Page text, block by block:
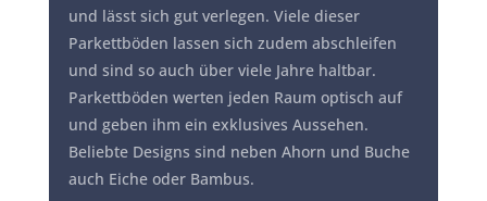
und lässt sich gut verlegen. Viele dieser
Parkettböden lassen sich zudem abschleifen
und sind so auch über viele Jahre haltbar.
Parkettböden werten jeden Raum optisch auf
und geben ihm ein exklusives Aussehen.
Beliebte Designs sind neben Ahorn und Buche
auch Eiche oder Bambus.